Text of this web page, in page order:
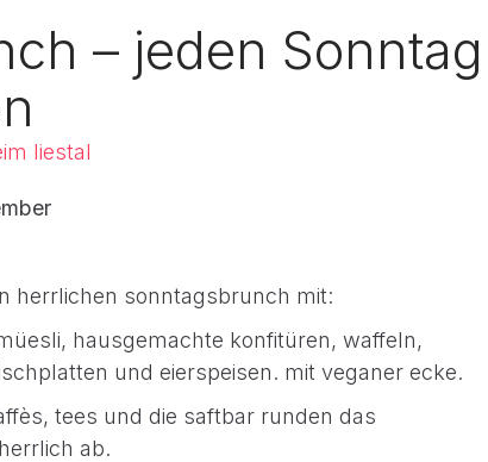
– jeden Sonntag
liestal
herrlichen sonntagsbrunch mit:
hausgemachte konfitüren, waffeln,
und eierspeisen. mit veganer ecke.
tees und die saftbar runden das
ab.